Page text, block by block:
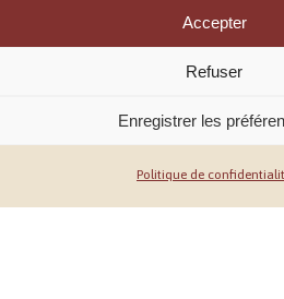
Accepter
Refuser
Enregistrer les
Politique de